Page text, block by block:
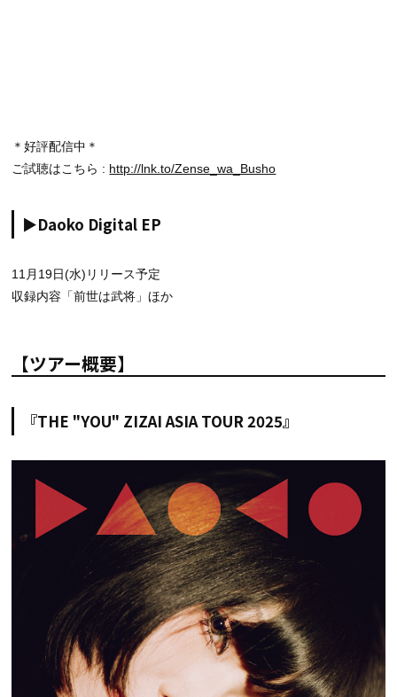
＊好評配信中＊
ご試聴はこちら : http://lnk.to/Zense_wa_Busho
▶Daoko Digital EP
11月19日(水)リリース予定
収録内容「前世は武将」ほか
【ツアー概要】
『THE "YOU" ZIZAI ASIA TOUR 2025』